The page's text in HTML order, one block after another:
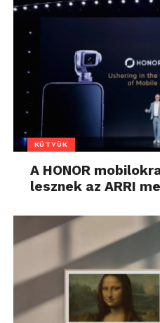
KÜTYÜK
A HONOR
lesznek az ARRI